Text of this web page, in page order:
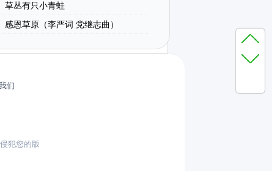
草丛有只小青蛙
感恩草原（李严词 党继志曲）
们
犯您的版